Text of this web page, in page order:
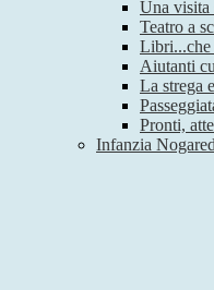
Una visita
Teatro a
Libri...che
Aiutanti
La strega
Pronti,
Infanzia